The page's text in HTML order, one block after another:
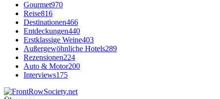
Gourmet970
Reise816
Destinationen466
Entdeckungen440
Erstklassige Weine403
Außergewöhnliche Hotels289
Rezensionen224
Auto & Motor200
Interviews175